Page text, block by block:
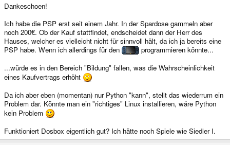
Dankeschoen!
Ich habe die PSP erst seit einem Jahr. In der Spardose gammeln aber
noch 200€. Ob der Kauf stattfindet, endscheidet dann der Herr des
Hauses, welcher es vielleicht nicht für sinnvoll hält, da ich ja bereits eine
PSP habe. Wenn ich allerdings für den
programmieren könnte...
...würde es in den Bereich "Bildung" fallen, was die Wahrscheinlichkeit
eines Kaufvertrags erhöht
Da ich aber eben (momentan) nur Python "kann", stellt das wiederrum ein
Problem dar. Könnte man ein "richtiges" Linux installieren, wäre Python
kein Problem
Funktioniert Dosbox eigentlich gut? Ich hätte noch Spiele wie Siedler I.